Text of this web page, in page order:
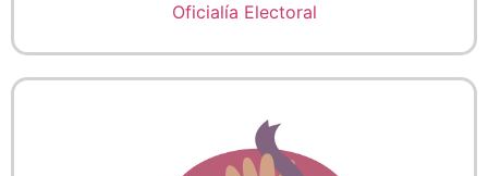
Oficialía Electoral